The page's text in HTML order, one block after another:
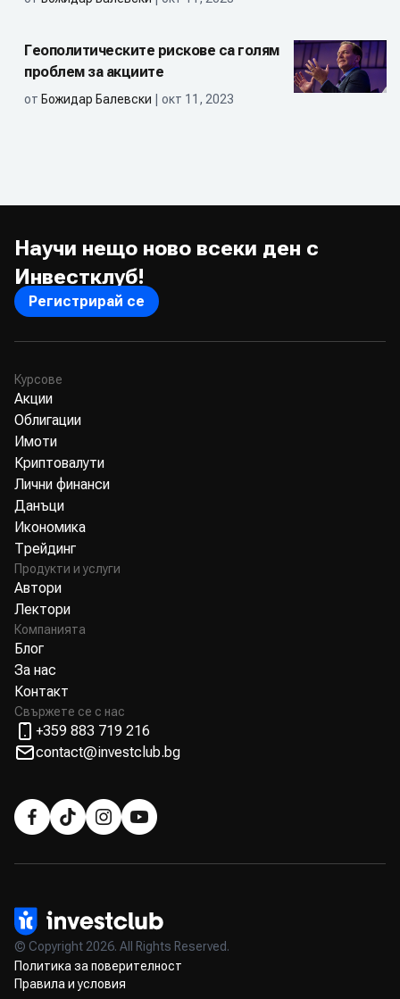
Геополитическите рискове са голям
проблем за акциите
от Божидар Балевски | окт 11, 2023
Научи нещо ново всеки ден с
Инвестклуб!
Регистрирай се
Курсове
Акции
Облигации
Имоти
Криптовалути
Лични финанси
Данъци
Икономика
Трейдинг
Продукти и услуги
Автори
Лектори
Компанията
Блог
За нас
Контакт
Свържете се с нас
+359 883 719 216
contact@investclub.bg
© Copyright 2026. All Rights Reserved.
Политика за поверителност
Правила и условия